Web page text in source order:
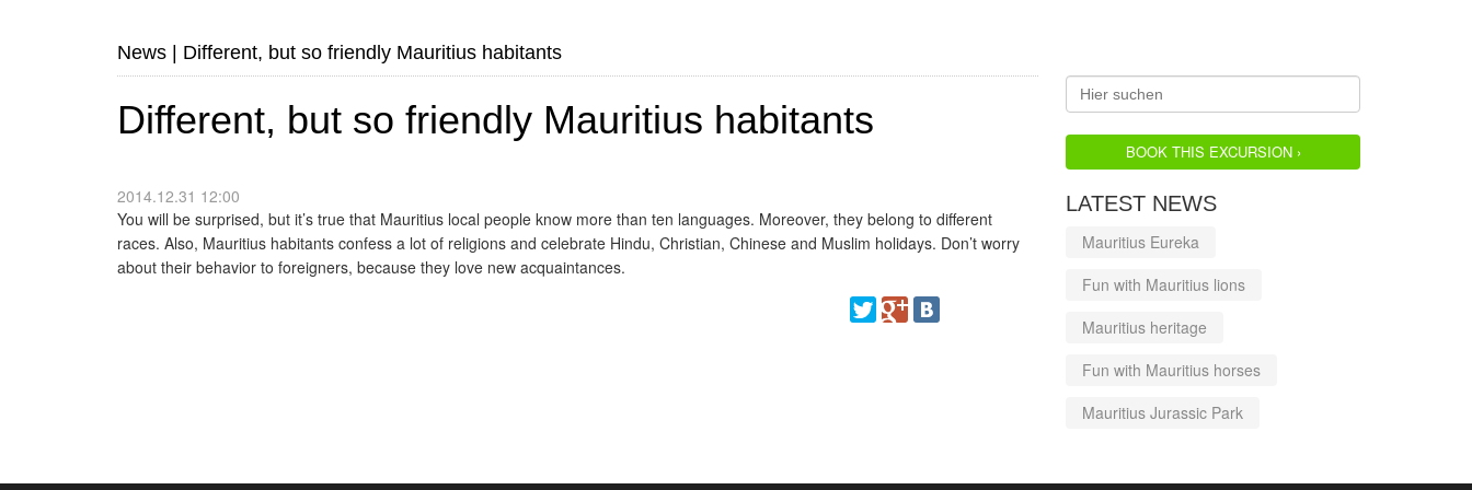
News | Different, but so friendly Mauritius habitants
Different, but so friendly Mauritius habitants
2014.12.31 12:00
You will be surprised, but it’s true that Mauritius local people know more than ten languages. Moreover, they belong to different
races. Also, Mauritius habitants confess a lot of religions and celebrate Hindu, Christian, Chinese and Muslim holidays. Don’t worry
about their behavior to foreigners, because they love new acquaintances.
BOOK THIS EXCURSION ›
LATEST NEWS
Mauritius Eureka
Fun with Mauritius lions
Mauritius heritage
Fun with Mauritius horses
Mauritius Jurassic Park